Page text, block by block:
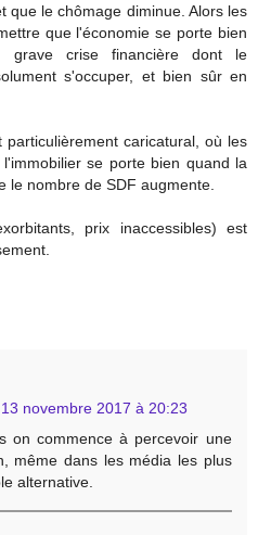
que le chômage diminue. Alors les
que l'économie se porte bien
grave crise financière dont le
s'occuper, et bien sûr en
caricatural, où les
se porte bien quand la
le nombre de SDF augmente.
prix inaccessibles) est
13 novembre 2017 à 20:23
on commence à percevoir une
même dans les média les plus
alternative.